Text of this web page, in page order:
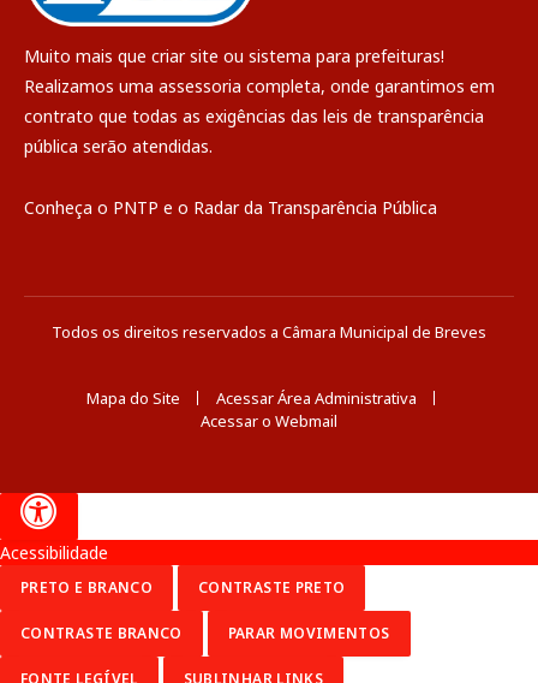
Muito mais que criar site ou sistema para prefeituras!
Realizamos uma assessoria completa, onde garantimos em
contrato que todas as exigências das leis de transparência
pública serão atendidas.
Conheça o PNTP e o Radar da Transparência Pública
Todos os direitos reservados a Câmara Municipal de Breves
Mapa do Site
Acessar Área Administrativa
Acessar o Webmail
Acessibilidade
PRETO E BRANCO CONTRASTE PRETO
CONTRASTE BRANCO PARAR MOVIMENTOS
FONTE LEGÍVEL SUBLINHAR LINKS